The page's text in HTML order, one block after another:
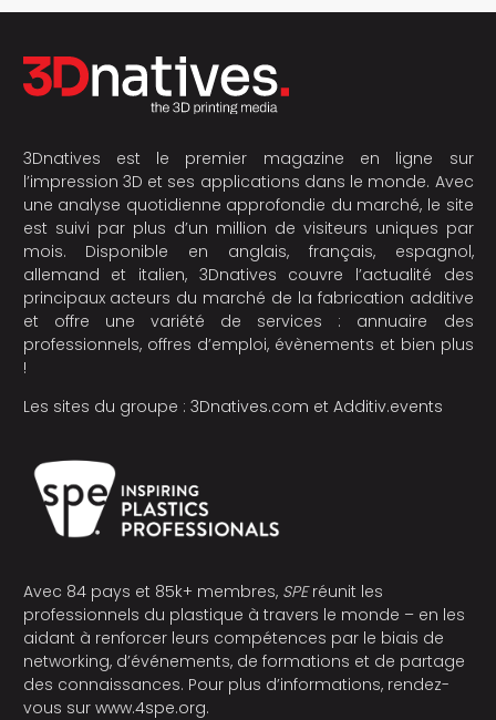
3Dnatives est le premier magazine en ligne sur
l’impression 3D et ses applications dans le monde. Avec
une analyse quotidienne approfondie du marché, le site
est suivi par plus d’un million de visiteurs uniques par
mois. Disponible en anglais, français, espagnol,
allemand et italien, 3Dnatives couvre l’actualité des
principaux acteurs du marché de la fabrication additive
et offre une variété de services : annuaire des
professionnels, offres d’emploi, évènements et bien plus
!
Les sites du groupe : 3Dnatives.com et Additiv.events
Avec 84 pays et 85k+ membres, SPEréunit les
professionnels du plastique à travers le monde – en les
aidant à renforcer leurs compétences par le biais de
networking, d’événements, de formations et de partage
des connaissances. Pour plus d’informations, rendez-
vous sur www.4spe.org.